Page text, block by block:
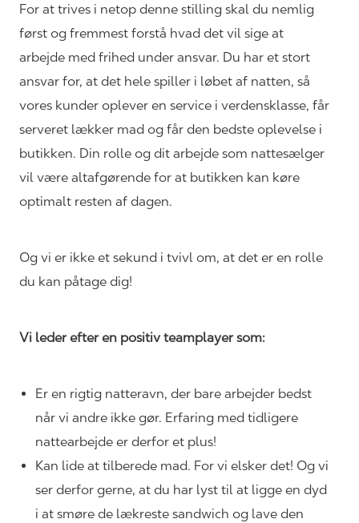
For at trives i netop denne stilling skal du nemlig
først og fremmest forstå hvad det vil sige at
arbejde med frihed under ansvar. Du har et stort
ansvar for, at det hele spiller i løbet af natten, så
vores kunder oplever en service i verdensklasse, får
serveret lækker mad og får den bedste oplevelse i
butikken. Din rolle og dit arbejde som nattesælger
vil være altafgørende for at butikken kan køre
optimalt resten af dagen.
Og vi er ikke et sekund i tvivl om, at det er en rolle
du kan påtage dig!
Vi leder efter en positiv teamplayer som:
Er en rigtig natteravn, der bare arbejder bedst
når vi andre ikke gør. Erfaring med tidligere
nattearbejde er derfor et plus!
Kan lide at tilberede mad. For vi elsker det! Og vi
ser derfor gerne, at du har lyst til at ligge en dyd
i at smøre de lækreste sandwich og lave den